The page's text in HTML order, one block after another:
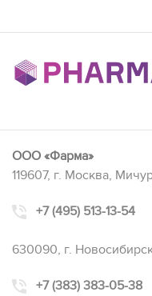
ООО «Фарма»
119607, г. Москва,
+7 (495) 513-13-54
630090, г.
+7 (383) 383-05-38